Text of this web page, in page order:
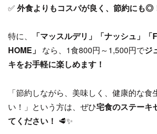
✅ 外食よりもコスパが良く、節約にも◎
特に、
「マッスルデリ」「ナッシュ」「
HOME」 なら、1食800円～1,500円でジ
キをお手軽に楽しめます！
「節約しながら、美味しく、健康的な食
い！」という方は、ぜひ宅食のステーキ
てください！ 🥩✨